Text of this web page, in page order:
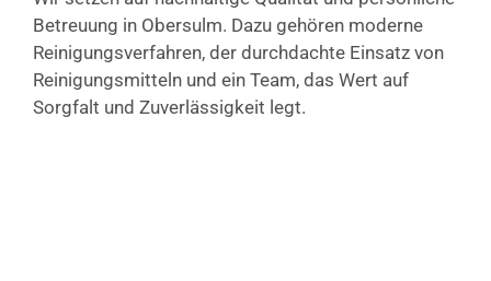
Betreuung in Obersulm. Dazu gehören moderne
Reinigungsverfahren, der durchdachte Einsatz von
Reinigungsmitteln und ein Team, das Wert auf
Sorgfalt und Zuverlässigkeit legt.